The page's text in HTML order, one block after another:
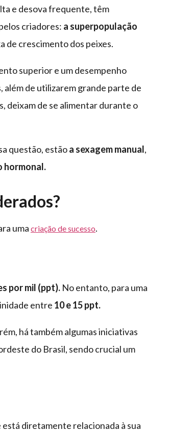
e desova frequente, têm
criadores: a superpopulação
de crescimento dos peixes.
superior e um desempenho
além de utilizarem grande parte de
deixam de se alimentar durante o
questão, estãoa sexagem manual,
hormonal.
uma criação de sucesso.
por mil (ppt). No entanto, para uma
entre 10 e 15 ppt.
há também algumas iniciativas
do Brasil, sendo crucial um
diretamente relacionada à sua